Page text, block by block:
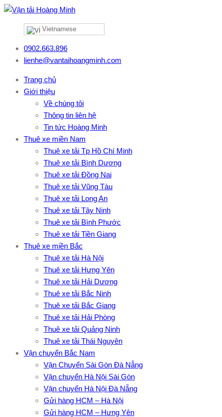
Vietnamese
0902.663.896
lienhe@vantaihoangminh.com
Trang chủ
Giới thiệu
Về chúng tôi
Thông tin liên hệ
Tin tức Hoàng Minh
Thuê xe miền Nam
Thuê xe tải Tp Hồ Chí Minh
Thuê xe tải Bình Dương
Thuê xe tải Đồng Nai
Thuê xe tải Vũng Tàu
Thuê xe tải Long An
Thuê xe tải Tây Ninh
Thuê xe tải Bình Phước
Thuê xe tải Tiền Giang
Thuê xe miền Bắc
Thuê xe tải Hà Nội
Thuê xe tải Hưng Yên
Thuê xe tải Hải Dương
Thuê xe tải Bắc Ninh
Thuê xe tải Bắc Giang
Thuê xe tải Hải Phòng
Thuê xe tải Quảng Ninh
Thuê xe tải Thái Nguyên
Vận chuyển Bắc Nam
Vận Chuyển Sài Gòn Đà Nẵng
Vận chuyển Hà Nội Sài Gòn
Vận chuyển Hà Nội Đà Nẵng
Gửi hàng HCM – Hà Nội
Gửi hàng HCM – Hưng Yên